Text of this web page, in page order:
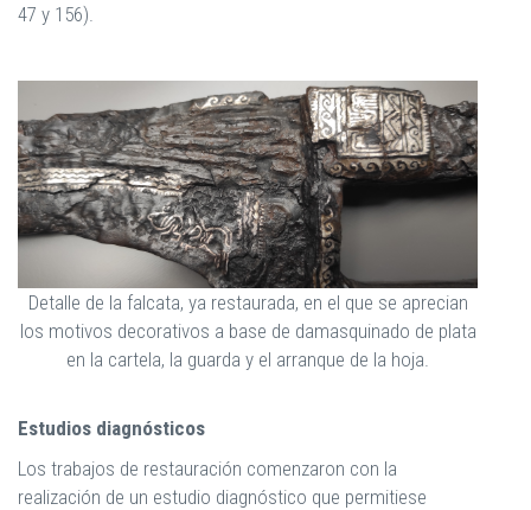
47 y 156).
Detalle de la falcata, ya restaurada, en el que se aprecian
los motivos decorativos a base de damasquinado de plata
en la cartela, la guarda y el arranque de la hoja.
Estudios diagnósticos
Los trabajos de restauración comenzaron con la
realización de un estudio diagnóstico que permitiese